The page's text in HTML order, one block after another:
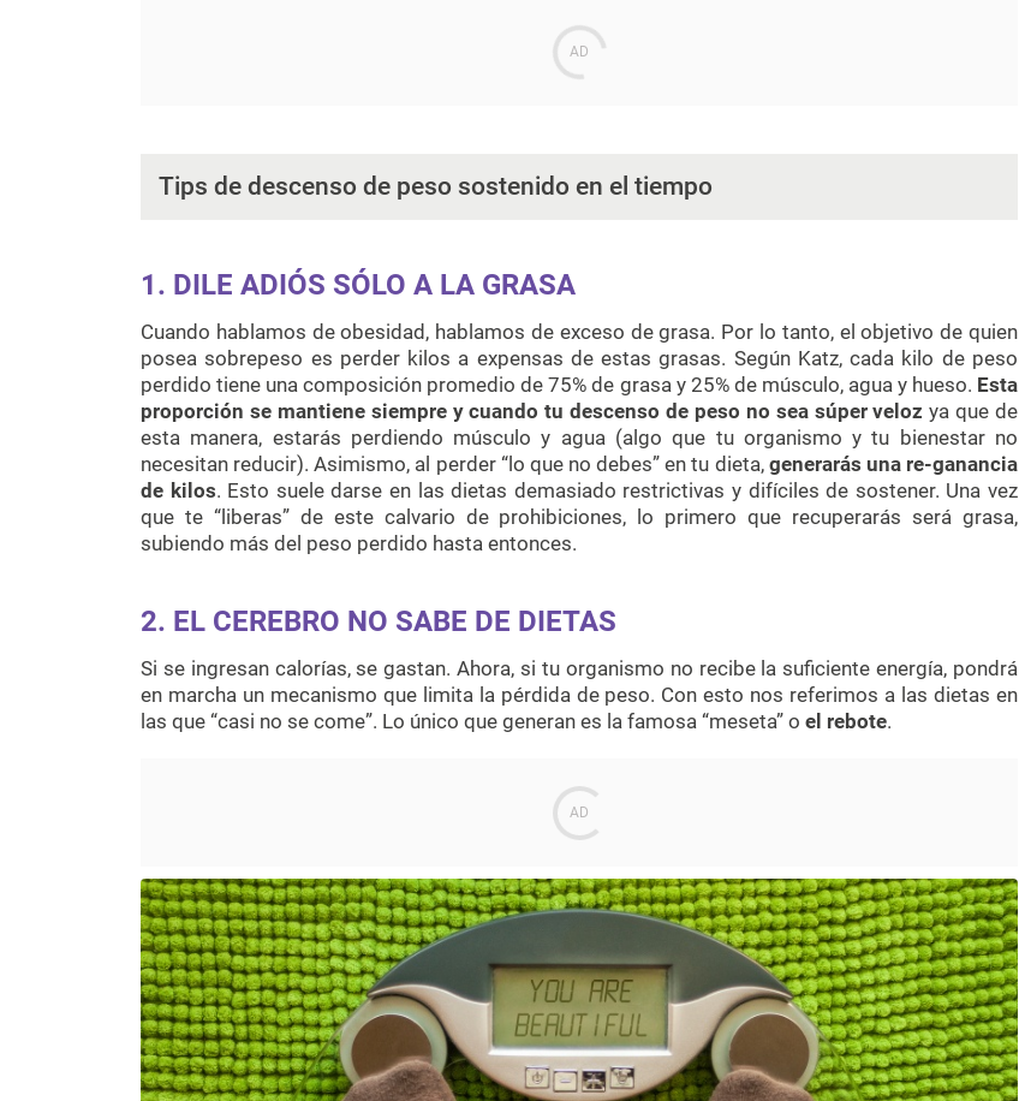
Tips de descenso de peso sostenido en el tiempo
1. DILE ADIÓS SÓLO A LA GRASA
Cuando hablamos de obesidad, hablamos de exceso de grasa. Por lo tanto, el objetivo de quien
posea sobrepeso es perder kilos a expensas de estas grasas. Según Katz, cada kilo de peso
perdido tiene una composición promedio de 75% de grasa y 25% de músculo, agua y hueso. Esta
proporción se mantiene siempre y cuando tu descenso de peso no sea súper velozya que de
esta manera, estarás perdiendo músculo y agua (algo que tu organismo y tu bienestar no
necesitan reducir). Asimismo, al perder “lo que no debes” en tu dieta, generarás una re-ganancia
de kilos. Esto suele darse en las dietas demasiado restrictivas y difíciles de sostener. Una vez
que te “liberas” de este calvario de prohibiciones, lo primero que recuperarás será grasa,
subiendo más del peso perdido hasta entonces.
2. EL CEREBRO NO SABE DE DIETAS
Si se ingresan calorías, se gastan. Ahora, si tu organismo no recibe la suficiente energía, pondrá
en marcha un mecanismo que limita la pérdida de peso. Con esto nos referimos a las dietas en
las que “casi no se come”. Lo único que generan es la famosa “meseta” o el rebote.